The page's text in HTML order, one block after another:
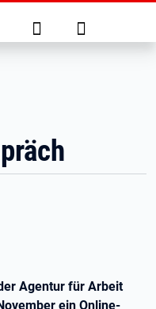
Suche Anmelden
Agentur für Arbeit
ein Online-